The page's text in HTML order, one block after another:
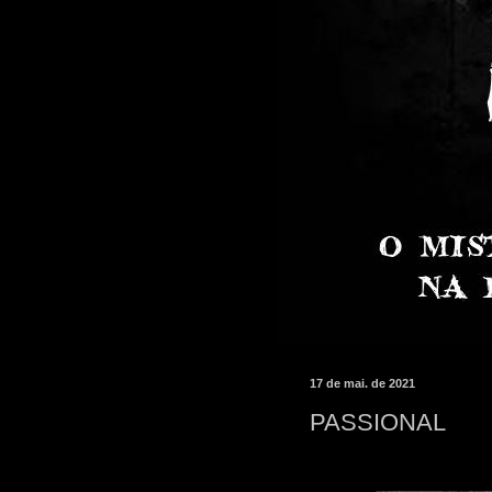
17 de mai. de 2021
PASSIONAL